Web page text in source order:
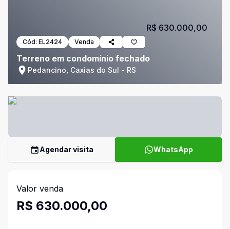
Cód: EL2424 Venda
Terreno em condomínio fechado
Pedancino, Caxias do Sul - RS
R$ 630.000,00
Agendar visita WhatsApp
Valor venda
R$ 630.000,00